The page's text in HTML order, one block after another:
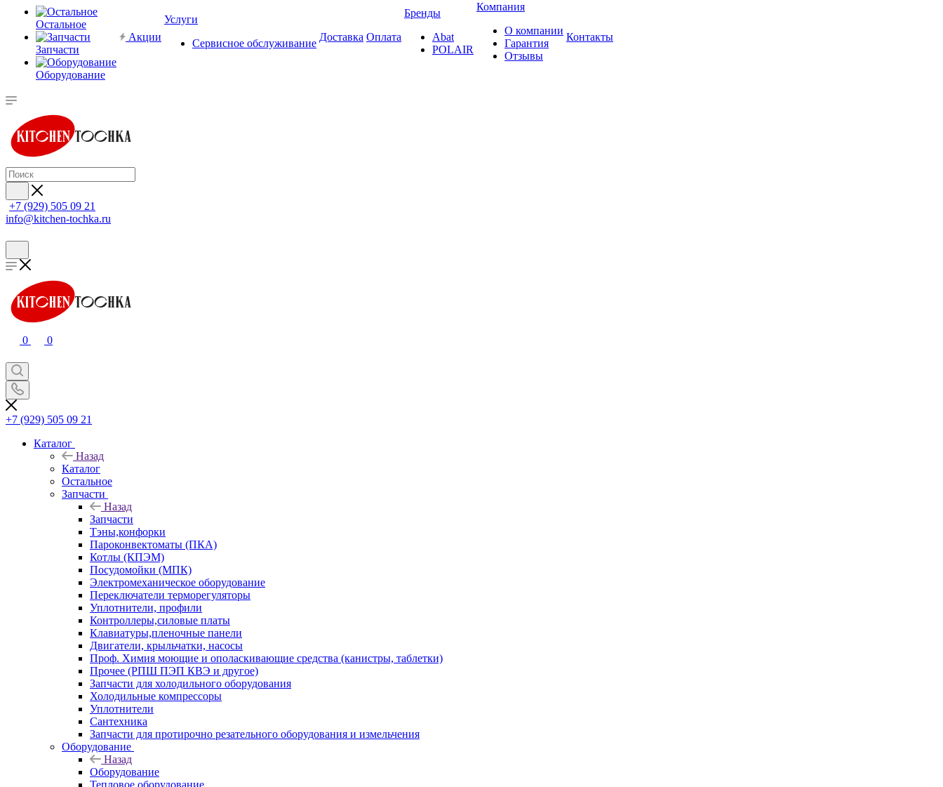
Остальное
Запчасти
Оборудование
Акции
Услуги
Сервисное обслуживание
Доставка Оплата
Бренды
Abat
POLAIR
Компания
О компании
Гарантия
Отзывы
Контакты
+7 (929) 505 09 21
info@kitchen-tochka.ru
0 0
+7 (929) 505 09 21
Каталог
Назад
Каталог
Остальное
Запчасти
Назад
Запчасти
Тэны,конфорки
Пароконвектоматы (ПКА)
Котлы (КПЭМ)
Посудомойки (МПК)
Электромеханическое оборудование
Переключатели терморегуляторы
Уплотнители, профили
Контроллеры,силовые платы
Клавиатуры,пленочные панели
Двигатели, крыльчатки, насосы
Проф. Химия моющие и ополаскивающие средства (канистры, таблетки)
Прочее (РПШ ПЭП КВЭ и другое)
Запчасти для холодильного оборудования
Холодильные компрессоры
Уплотнители
Сантехника
Запчасти для протирочно резательного оборудования и измельчения
Оборудование
Назад
Оборудование
Тепловое оборудование